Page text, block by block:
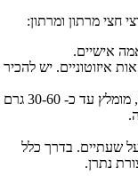
איזוטוניים. יש להכיר
כמה? כל ג'ל מכיל כ- 25-28 גרם פחמימות, מומלץ עד כ- 30-60 גרם
שעתיים. בדרך כלל
נתרן.